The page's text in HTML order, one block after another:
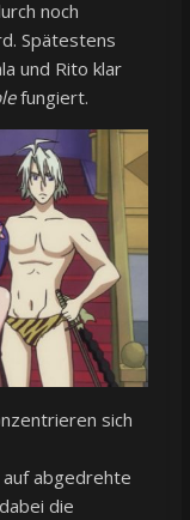
noch
Spätestens
und Rito klar
fungiert.
sich
abgedrehte
die